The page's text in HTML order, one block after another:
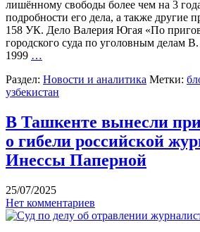
лишённому свободы более чем на 3
подробности его дела, а также другие
158 УК. Дело Валерия Югая «По
городского суда по уголовным делам
1999 …
Раздел: Новости и аналитика Метки:
узбекистан
В Ташкенте вынесли
о гибели российской
Инессы Паперной
25/07/2025
Нет комментариев